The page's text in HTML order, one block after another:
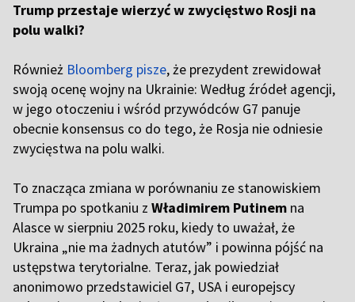
Trump przestaje wierzyć w zwycięstwo Rosji na
polu walki?
Również Bloomberg pisze, że prezydent zrewidował
swoją ocenę wojny na Ukrainie: Według źródeł agencji,
w jego otoczeniu i wśród przywódców G7 panuje
obecnie konsensus co do tego, że Rosja nie odniesie
zwycięstwa na polu walki.
To znacząca zmiana w porównaniu ze stanowiskiem
Trumpa po spotkaniu z Władimirem Putinem na
Alasce w sierpniu 2025 roku, kiedy to uważał, że
Ukraina „nie ma żadnych atutów” i powinna pójść na
ustępstwa terytorialne. Teraz, jak powiedział
anonimowo przedstawiciel G7, USA i europejscy